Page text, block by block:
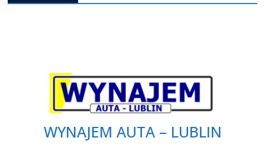
WYNAJEM AUTA – LUBLIN